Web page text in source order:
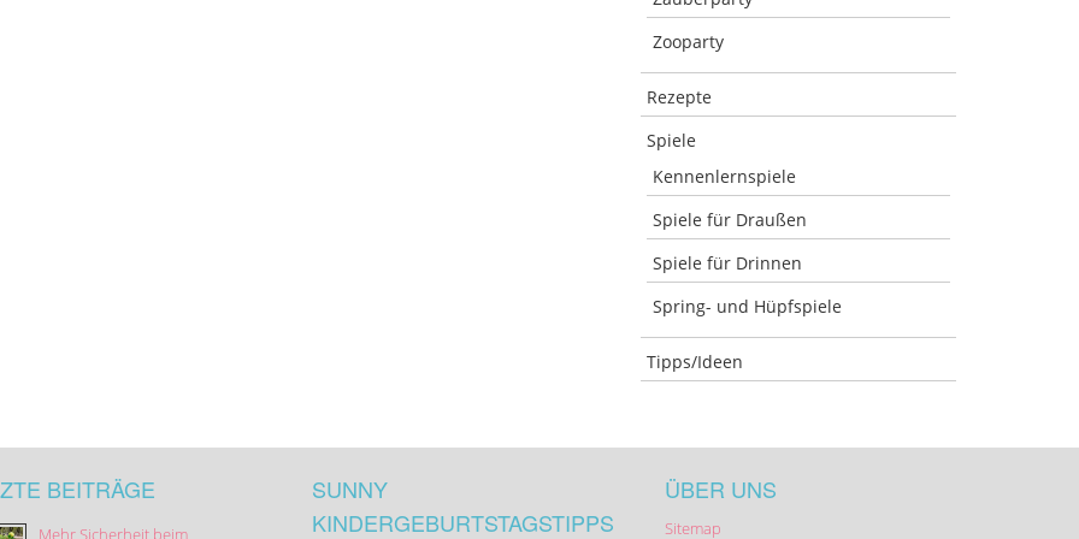
Zooparty
Rezepte
Spiele
Kennenlernspiele
Spiele für Draußen
Spiele für Drinnen
Spring- und Hüpfspiele
Tipps/Ideen
BEITRÄGE
Mehr Sicherheit beim
SUNNY
KINDERGEBURTSTAGSTIPPS
ÜBER UNS
Sitemap